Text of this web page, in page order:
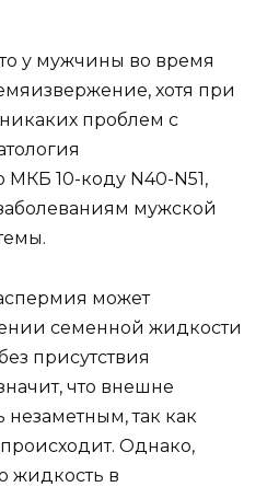
у мужчины во время
хотя при
проблем с
10-коду N40-N51,
мужской
может
семенной жидкости
присутствия
что внешне
незаметным, так как
Однако,
жидкость в